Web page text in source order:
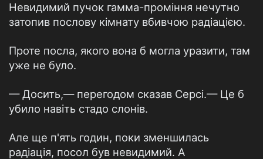
Невидимий пучок гамма-проміння нечутно
затопив послову кімнату вбивчою радіацією.
Проте посла, якого вона б могла уразити, там
уже не було.
— Досить,— перегодом сказав Серсі.— Це б
убило навіть стадо слонів.
Але ще п'ять годин, поки зменшилась
радіація, посол був невидимий. А